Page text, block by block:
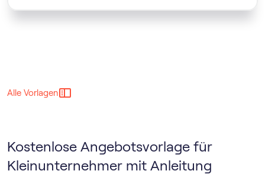
Alle Vorlagen
Kostenlose Angebotsvorlage für
Kleinunternehmer mit Anleitung